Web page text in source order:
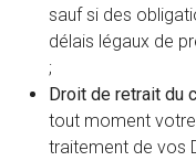
sauf si des
délais légaux de
;
Droit de retrait du
tout moment
traitement de vos